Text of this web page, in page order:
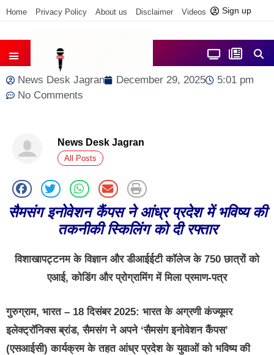
Home Privacy Policy About us Disclaimer Videos Contact us
Sign up
News Desk Jagran December 29, 2025
5:01 pm
No Comments
News Desk Jagran
All Posts
सैमसंग इनोवेशन कैंपस ने आंध्र प्रदेश में भविष्य की
तकनीकी स्किलिंग को दी रफ्तार
विशाखापट्टनम के विज्ञान और डीआईईटी कॉलेज के 750छात्रों को
एआई,कोडिंग और प्रोग्रामिंग में मिला प्रमाण-पत्र
गुरुग्राम, भारत – 18 दिसंबर 2025: भारत के अग्रणी कंज्यूमर
इलेक्ट्रॉनिक्स ब्रांड, सैमसंग ने अपने ‘सैमसंग इनोवेशन कैंपस’
(एसआईसी) कार्यक्रम के तहत आंध्र प्रदेश के युवाओं को भविष्य की